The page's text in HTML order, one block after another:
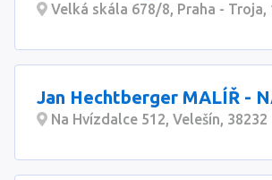
Velká skála 678/8, Praha - Troja,
Jan Hechtberger MALÍŘ -
Na Hvízdalce 512, Velešín, 38232